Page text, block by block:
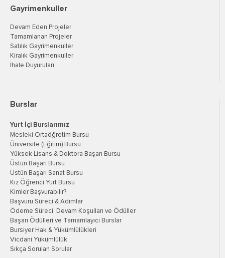
Gayrimenkuller
Devam Eden Projeler
Tamamlanan Projeler
Satılık Gayrimenkuller
Kiralık Gayrimenkuller
İhale Duyuruları
Burslar
Yurt İçi Burslarımız
Mesleki Ortaöğretim Bursu
Üniversite (Eğitim) Bursu
Yüksek Lisans & Doktora Başarı Bursu
Üstün Başarı Bursu
Üstün Başarı Sanat Bursu
Kız Öğrenci Yurt Bursu
Kimler Başvurabilir?
Başvuru Süreci & Adımlar
Ödeme Süreci, Devam Koşulları ve Ödüller
Başarı Ödülleri ve Tamamlayıcı Burslar
Bursiyer Hak & Yükümlülükleri
Vicdani Yükümlülük
Sıkça Sorulan Sorular